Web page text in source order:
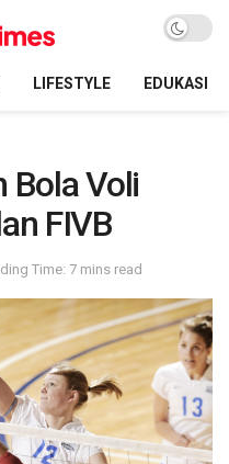
LIFESTYLE EDUKASI
Bola Voli
FIVB
Time: 7 mins read